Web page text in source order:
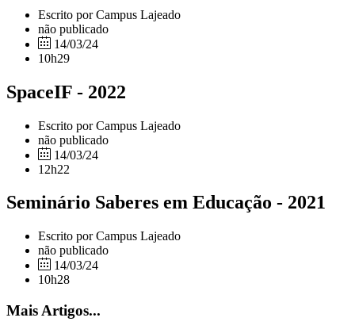
Escrito por Campus Lajeado
não publicado
14/03/24
10h29
SpaceIF - 2022
Escrito por Campus Lajeado
não publicado
14/03/24
12h22
Seminário Saberes em Educação - 2021
Escrito por Campus Lajeado
não publicado
14/03/24
10h28
Mais Artigos...